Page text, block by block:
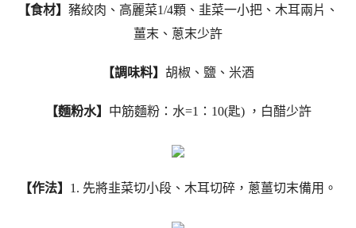
【食材】 豬絞肉、高麗菜1/4顆、韭菜一小把、木耳兩片、
薑末、蔥末少許
【調味料】 胡椒、鹽、米酒
【麵粉水】 中筋麵粉：水=1：10(匙) ，白醋少許
【作法】 1. 先將韭菜切小段、木耳切碎，蔥薑切末備用。